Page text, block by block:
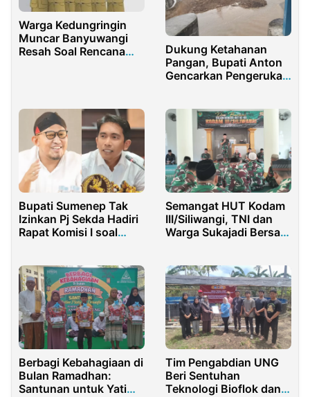
Warga Kedungringin
Muncar Banyuwangi
Resah Soal Rencana
Dukung Ketahanan
Pangan, Bupati Anton
Gencarkan Pengerukan
Bupati Sumenep Tak
Izinkan Pj Sekda Hadiri
Rapat Komisi I soal
Semangat HUT Kodam
III/Siliwangi, TNI dan
Warga Sukajadi Bersatu
Berbagi Kebahagiaan di
Bulan Ramadhan:
Santunan untuk Yatim
Tim Pengabdian UNG
Beri Sentuhan
Teknologi Bioflok dan